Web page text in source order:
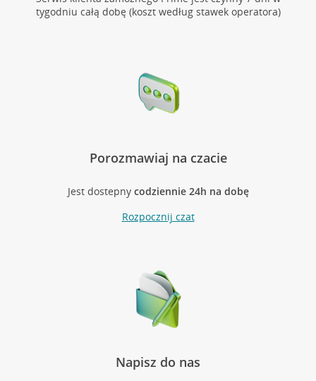
tygodniu całą dobę (koszt według stawek operatora)
Porozmawiaj na czacie
Jest dostepny codziennie 24h na dobę
Rozpocznij czat
Napisz do nas